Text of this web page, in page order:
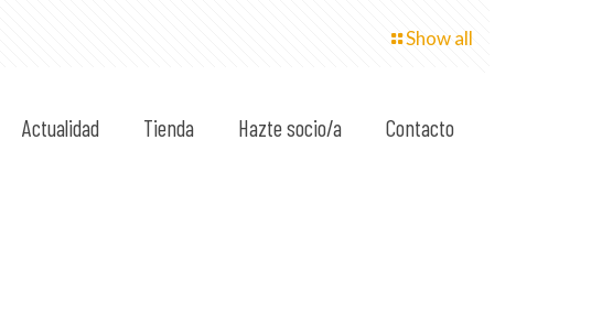
Actualidad Tienda Hazte socio/a Contacto
Show all